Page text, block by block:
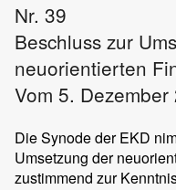
Nr. 39
Beschluss zur
neuorientierten
Vom 5. Dezember
Die Synode der EKD
Umsetzung der
zustimmend zur